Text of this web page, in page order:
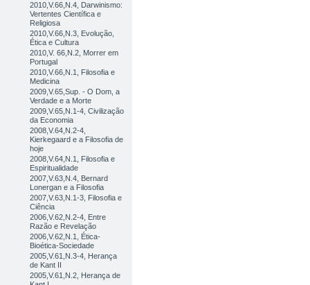
2010,V.66,N.4, Darwinismo:
Vertentes Científica e
Religiosa
2010,V.66,N.3, Evolução,
Ética e Cultura
2010,V. 66,N.2, Morrer em
Portugal
2010,V.66,N.1, Filosofia e
Medicina
2009,V.65,Sup. - O Dom, a
Verdade e a Morte
2009,V.65,N.1-4, Civilização
da Economia
2008,V.64,N.2-4,
Kierkegaard e a Filosofia de
hoje
2008,V.64,N.1, Filosofia e
Espiritualidade
2007,V.63,N.4, Bernard
Lonergan e a Filosofia
2007,V.63,N.1-3, Filosofia e
Ciência
2006,V.62,N.2-4, Entre
Razão e Revelação
2006,V.62,N.1, Ética-
Bioética-Sociedade
2005,V.61,N.3-4, Herança
de Kant II
2005,V.61,N.2, Herança de